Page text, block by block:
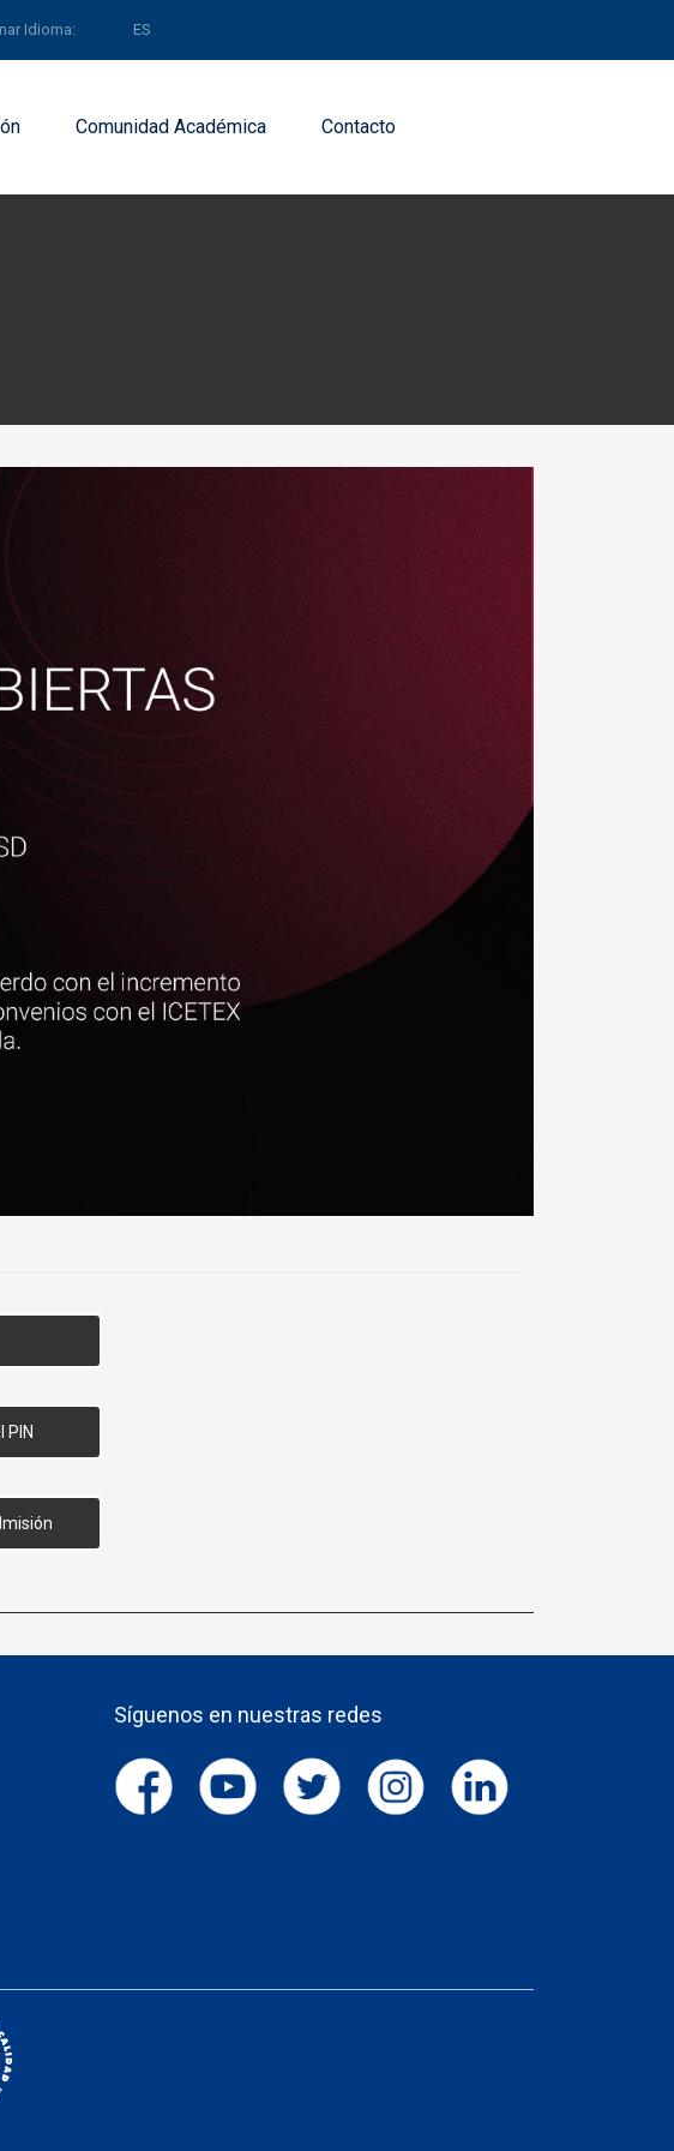
Idioma: ES
Comunidad Académica Contacto
PIN
Síguenos en nuestras redes